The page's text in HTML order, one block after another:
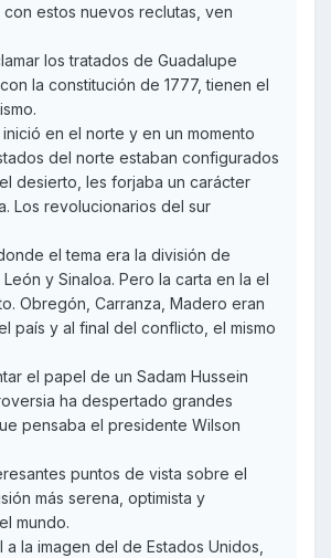
estos nuevos reclutas, ven
los tratados de Guadalupe
la constitución de 1777, tienen el
en el norte y en un momento
del norte estaban configurados
desierto, les forjaba un carácter
Los revolucionarios del sur
el tema era la división de
y Sinaloa. Pero la carta en la el
Obregón, Carranza, Madero eran
país y al final del conflicto, el mismo
el papel de un Sadam Hussein
ha despertado grandes
pensaba el presidente Wilson
puntos de vista sobre el
más serena, optimista y
mundo.
la imagen del de Estados Unidos,